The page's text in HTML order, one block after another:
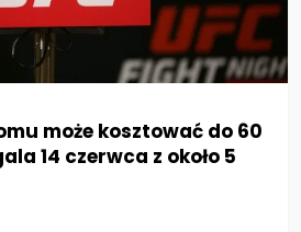
może kosztować do 60
14 czerwca z około 5